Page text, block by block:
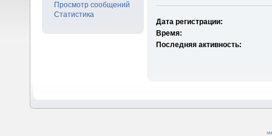
Просмотр сообщений
Статистика
Дата регистрации:
Время:
Последняя активность: